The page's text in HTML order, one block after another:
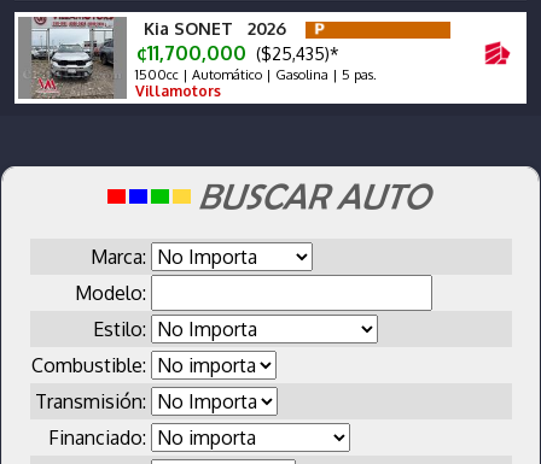
Kia SONET 2026
¢11,700,000 ($25,435)*
1500cc | Automático | Gasolina | 5 pas.
Villamotors
Marca:
Modelo:
Estilo:
Combustible:
Transmisión:
Financiado: